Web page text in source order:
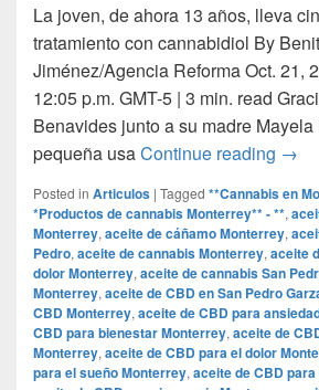
La joven, de ahora 13 años, lleva
tratamiento con cannabidiol By
Jiménez/Agencia Reforma Oct. 21,
12:05 p.m. GMT-5 | 3 min. read
Benavides junto a su madre
pequeña usaContinue reading →
Posted in Articulos | Tagged **Cannabis en
*Productos de cannabis Monterrey** - **,
Monterrey, aceite de cáñamo Monterrey,
Pedro, aceite de cannabis Monterrey, aceite
dolor Monterrey, aceite de cannabis San
Monterrey, aceite de CBD en San Pedro
CBD Monterrey, aceite de CBD para
CBD para bienestar Monterrey, aceite de
Monterrey, aceite de CBD para el dolor
para el sueño Monterrey, aceite de CBD